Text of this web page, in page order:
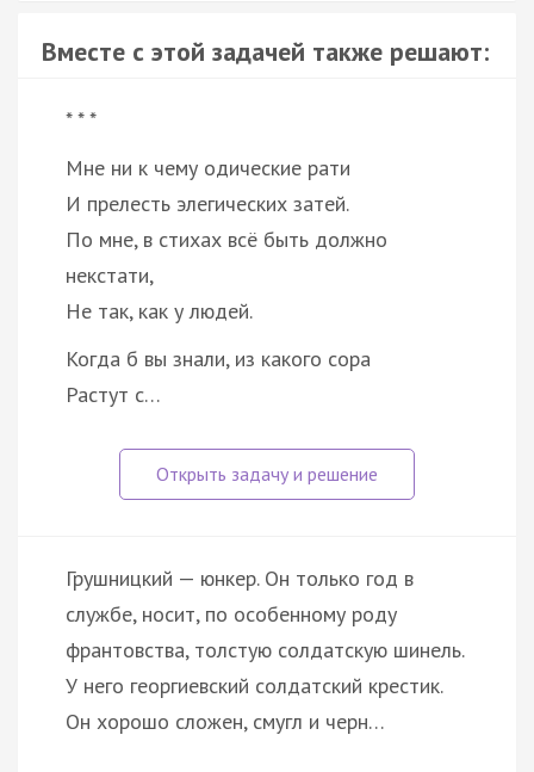
Вместе с этой задачей также решают:
* * *
Мне ни к чему одические рати
И прелесть элегических затей.
По мне, в стихах всё быть должно
некстати,
Не так, как у людей.
Когда б вы знали, из какого сора
Растут с…
Грушницкий — юнкер. Он только год в
службе, носит, по особенному роду
франтовства, толстую солдатскую шинель.
У него георгиевский солдатский крестик.
Он хорошо сложен, смугл и черн…